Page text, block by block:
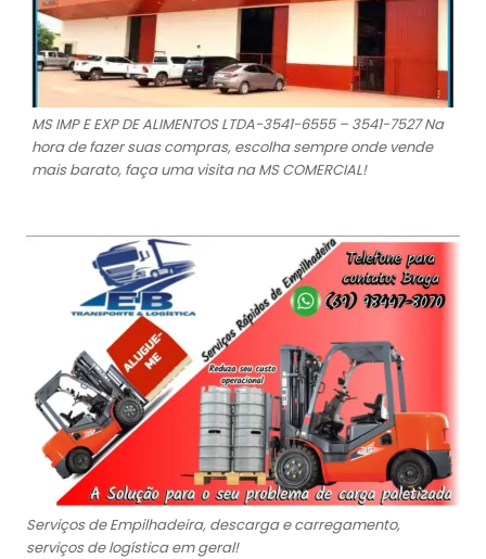
MS IMP E EXP DE ALIMENTOS LTDA-3541-6555 – 3541-7527 Na
hora de fazer suas compras, escolha sempre onde vende
mais barato, faça uma visita na MS COMERCIAL!
Serviços de Empilhadeira, descarga e carregamento,
serviços de logística em geral!